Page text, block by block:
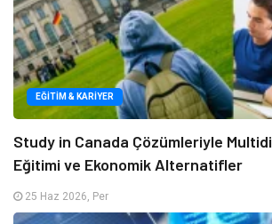
EĞITIM & KARIYER
Study in Canada Çözümleriyle
Eğitimi ve Ekonomik Alternatifler
25 Haz 2026, Per